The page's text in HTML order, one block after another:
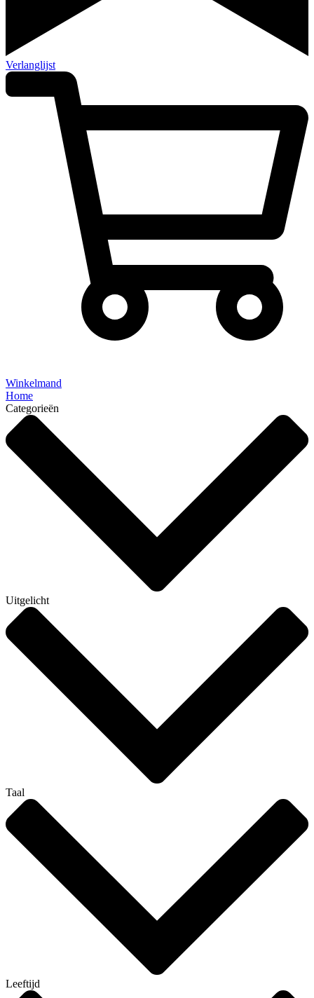
Verlanglijst
Winkelmand
Home
Categorieën
Uitgelicht
Taal
Leeftijd